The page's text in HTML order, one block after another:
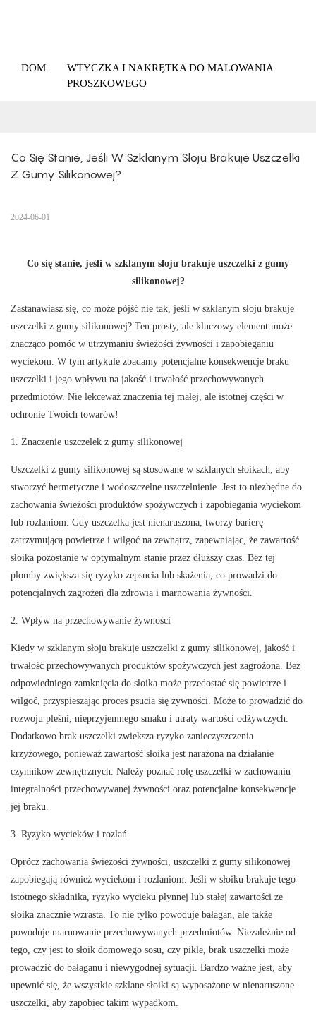
DOM
WTYCZKA I NAKRĘTKA DO MALOWANIA
PROSZKOWEGO
Co Się Stanie, Jeśli W Szklanym Słoju Brakuje Uszczelki
Z Gumy Silikonowej?
2024-06-01
Co się stanie, jeśli w szklanym słoju brakuje uszczelki z gumy
silikonowej?
Zastanawiasz się, co może pójść nie tak, jeśli w szklanym słoju brakuje
uszczelki z gumy silikonowej? Ten prosty, ale kluczowy element może
znacząco pomóc w utrzymaniu świeżości żywności i zapobieganiu
wyciekom. W tym artykule zbadamy potencjalne konsekwencje braku
uszczelki i jego wpływu na jakość i trwałość przechowywanych
przedmiotów. Nie lekceważ znaczenia tej małej, ale istotnej części w
ochronie Twoich towarów!
1. Znaczenie uszczelek z gumy silikonowej
Uszczelki z gumy silikonowej są stosowane w szklanych słoikach, aby
stworzyć hermetyczne i wodoszczelne uszczelnienie. Jest to niezbędne do
zachowania świeżości produktów spożywczych i zapobiegania wyciekom
lub rozlaniom. Gdy uszczelka jest nienaruszona, tworzy barierę
zatrzymującą powietrze i wilgoć na zewnątrz, zapewniając, że zawartość
słoika pozostanie w optymalnym stanie przez dłuższy czas. Bez tej
plomby zwiększa się ryzyko zepsucia lub skażenia, co prowadzi do
potencjalnych zagrożeń dla zdrowia i marnowania żywności.
2. Wpływ na przechowywanie żywności
Kiedy w szklanym słoju brakuje uszczelki z gumy silikonowej, jakość i
trwałość przechowywanych produktów spożywczych jest zagrożona. Bez
odpowiedniego zamknięcia do słoika może przedostać się powietrze i
wilgoć, przyspieszając proces psucia się żywności. Może to prowadzić do
rozwoju pleśni, nieprzyjemnego smaku i utraty wartości odżywczych.
Dodatkowo brak uszczelki zwiększa ryzyko zanieczyszczenia
krzyżowego, ponieważ zawartość słoika jest narażona na działanie
czynników zewnętrznych. Należy poznać rolę uszczelki w zachowaniu
integralności przechowywanej żywności oraz potencjalne konsekwencje
jej braku.
3. Ryzyko wycieków i rozlań
Oprócz zachowania świeżości żywności, uszczelki z gumy silikonowej
zapobiegają również wyciekom i rozlaniom. Jeśli w słoiku brakuje tego
istotnego składnika, ryzyko wycieku płynnej lub stałej zawartości ze
słoika znacznie wzrasta. To nie tylko powoduje bałagan, ale także
powoduje marnowanie przechowywanych przedmiotów. Niezależnie od
tego, czy jest to słoik domowego sosu, czy pikle, brak uszczelki może
prowadzić do bałaganu i niewygodnej sytuacji. Bardzo ważne jest, aby
upewnić się, że wszystkie szklane słoiki są wyposażone w nienaruszone
uszczelki, aby zapobiec takim wypadkom.